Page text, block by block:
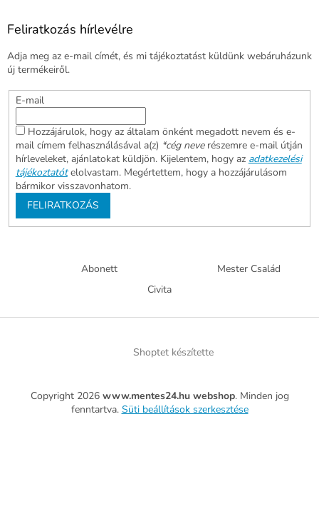
Feliratkozás hírlevélre
Adja meg az e-mail címét, és mi tájékoztatást küldünk webáruházunk
új termékeiről.
E-mail
Hozzájárulok, hogy az általam önként megadott nevem és e-
mail címem felhasználásával a(z) *cég neverészemre e-mail útján
hírleveleket, ajánlatokat küldjön. Kijelentem, hogy az adatkezelési
tájékoztatót elolvastam. Megértettem, hogy a hozzájárulásom
bármikor visszavonhatom.
FELIRATKOZÁS
Abonett
Mester Család
Civita
Shoptet készítette
Copyright 2026 www.mentes24.hu webshop. Minden jog
fenntartva. Süti beállítások szerkesztése